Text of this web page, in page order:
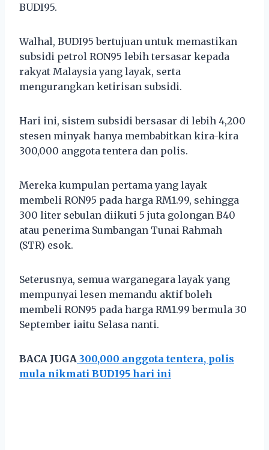
BUDI95.
Walhal, BUDI95 bertujuan untuk memastikan
subsidi petrol RON95 lebih tersasar kepada
rakyat Malaysia yang layak, serta
mengurangkan ketirisan subsidi.
Hari ini, sistem subsidi bersasar di lebih 4,200
stesen minyak hanya membabitkan kira-kira
300,000 anggota tentera dan polis.
Mereka kumpulan pertama yang layak
membeli RON95 pada harga RM1.99, sehingga
300 liter sebulan diikuti 5 juta golongan B40
atau penerima Sumbangan Tunai Rahmah
(STR) esok.
Seterusnya, semua warganegara layak yang
mempunyai lesen memandu aktif boleh
membeli RON95 pada harga RM1.99 bermula 30
September iaitu Selasa nanti.
BACA JUGA 300,000 anggota tentera, polis
mula nikmati BUDI95 hari ini